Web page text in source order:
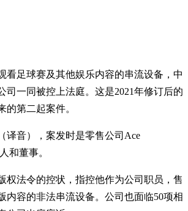
看足球赛及其他娱乐内容的串流设备，中
司一同被控上法庭。这是2021年修订后的
的第二起案件。
译音），案发时是零售公司Ace
和董事。
权法令的控状，指控他作为公司职员，售
内容的非法串流设备。公司也面临50项相